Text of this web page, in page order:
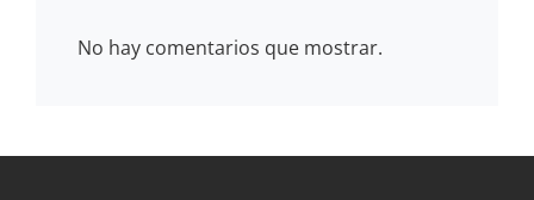
No hay comentarios que mostrar.